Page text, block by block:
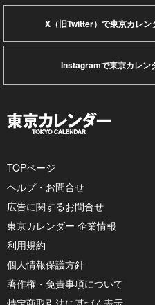
X（旧Twitter）で東京カレン
Instagramで東京カレン
TOPページ
ヘルプ・お問合せ
広告に関するお問合せ
東京カレンダー 企業情報
利用規約
個人情報保護方針
著作権・免責事項について